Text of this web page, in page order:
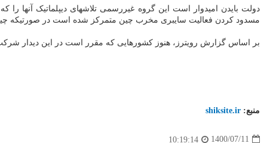
دولت بایدن امیدوار است این گروه غیررسمی تلاشهای دیپلماتیک آنها
مسدود کردن فعالیت سایبری مخرب چین متمرکز شده است در صورتیکه چین
بر اساس گزارش رویترز، هنوز کشورهایی که مقرر است در این دیدار
منبع: shiksite.ir
1400/07/11
10:19:14